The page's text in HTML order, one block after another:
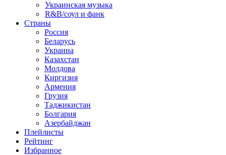
Украинская музыка
R&B/cоул и фанк
Страны
Россия
Беларусь
Украина
Казахстан
Молдова
Киргизия
Армения
Грузия
Таджикистан
Болгария
Азербайджан
Плейлисты
Рейтинг
Избранное